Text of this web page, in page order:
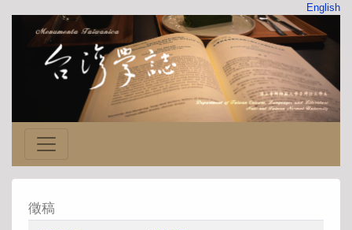
English
徵稿